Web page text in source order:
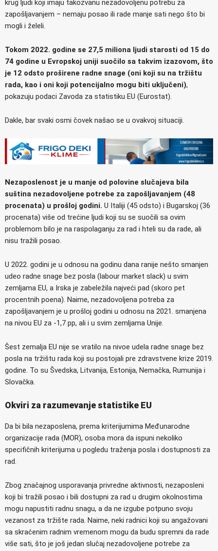
krug ljudi koji imaju takozvanu nezadovoljenu potrebu za
zapošljavanjem – nemaju posao ili rade manje sati nego što bi
mogli i želeli.
Tokom 2022. godine se 27,5 miliona ljudi starosti od 15 do
74 godine u Evropskoj uniji suočilo sa takvim izazovom, što
je 12 odsto proširene radne snage (oni koji su na tržištu
rada, kao i oni koji potencijalno mogu biti uključeni),
pokazuju podaci Zavoda za statistiku EU (Eurostat).
Dakle, bar svaki osmi čovek našao se u ovakvoj situaciji.
Nezaposlenost je u manje od polovine slučajeva bila
suština nezadovoljene potrebe za zapošljavanjem (48
procenata) u prošloj godini. U Italiji (45 odsto) i Bugarskoj (36
procenata) više od trećine ljudi koji su se suočili sa ovim
problemom bilo je na raspolaganju za rad i hteli su da rade, ali
nisu tražili posao.
U 2022. godini je u odnosu na godinu dana ranije nešto smanjen
udeo radne snage bez posla (labour market slack) u svim
zemljama EU, a Irska je zabeležila najveći pad (skoro pet
procentnih poena). Naime, nezadovoljena potreba za
zapošljavanjem je u prošloj godini u odnosu na 2021. smanjena
na nivou EU za -1,7 pp, ali i u svim zemljama Unije.
Šest zemalja EU nije se vratilo na nivoe udela radne snage bez
posla na tržištu rada koji su postojali pre zdravstvene krize 2019.
godine. To su Švedska, Litvanija, Estonija, Nemačka, Rumunija i
Slovačka.
Okviri za razumevanje statistike EU
Da bi bila nezaposlena, prema kriterijumima Međunarodne
organizacije rada (MOR), osoba mora da ispuni nekoliko
specifičnih kriterijuma u ​​pogledu traženja posla i dostupnosti za
rad.
Zbog značajnog usporavanja privredne aktivnosti, nezaposleni
koji bi tražili posao i bili dostupni za rad u drugim okolnostima
mogu napustiti radnu snagu, a da ne izgube potpuno svoju
vezanost za tržište rada. Naime, neki radnici koji su angažovani
sa skraćenim radnim vremenom mogu da budu spremni da rade
više sati, što je još jedan slučaj nezadovoljene potrebe za